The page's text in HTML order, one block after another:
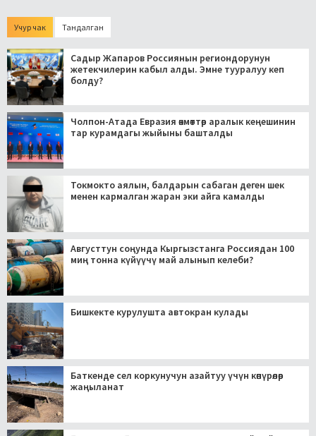
Учур чак Тандалган
Садыр Жапаров Россиянын региондорунун
жетекчилерин кабыл алды. Эмне тууралуу кеп
болду?
Чолпон-Атада Евразия өкмөттөр аралык кеңешинин
тар курамдагы жыйыны башталды
Токмокто аялын, балдарын сабаган деген шек
менен кармалган жаран эки айга камалды
Августтун соңунда Кыргызстанга Россиядан 100
миң тонна күйүүчү май алынып келеби?
Бишкекте курулушта автокран кулады
Баткенде сел коркунучун азайтуу үчүн көпүрөлөр
жаңыланат